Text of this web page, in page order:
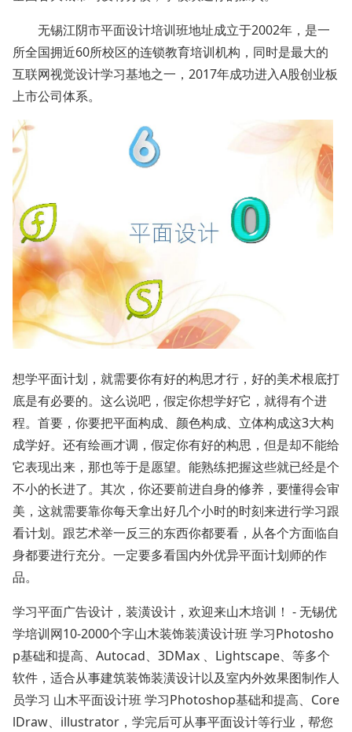
无锡江阴市平面设计培训班地址成立于2002年，是一
所全国拥近60所校区的连锁教育培训机构，同时是最大的
互联网视觉设计学习基地之一，2017年成功进入A股创业板
上市公司体系。
想学平面计划，就需要你有好的构思才行，好的美术根底打
底是有必要的。这么说吧，假定你想学好它，就得有个进
程。首要，你要把平面构成、颜色构成、立体构成这3大构
成学好。还有绘画才调，假定你有好的构思，但是却不能给
它表现出来，那也等于是愿望。能熟练把握这些就已经是个
不小的长进了。其次，你还要前进自身的修养，要懂得会审
美，这就需要靠你每天拿出好几个小时的时刻来进行学习跟
看计划。跟艺术举一反三的东西你都要看，从各个方面临自
身都要进行充分。一定要多看国内外优异平面计划师的作
品。
学习平面广告设计，装潢设计，欢迎来山木培训！ - 无锡优
学培训网10-2000个字山木装饰装潢设计班 学习Photosho
p基础和提高、Autocad、3DMax 、Lightscape、等多个
软件，适合从事建筑装饰装潢设计以及室内外效果图制作人
员学习 山木平面设计班 学习Photoshop基础和提高、Core
lDraw、illustrator，学完后可从事平面设计等行业，帮您